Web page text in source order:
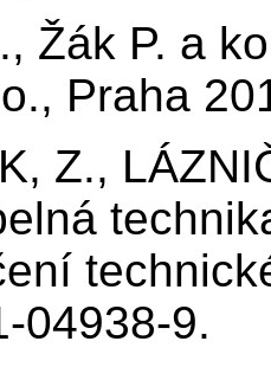
Žák P. a
Praha
Z.,
04938-9.